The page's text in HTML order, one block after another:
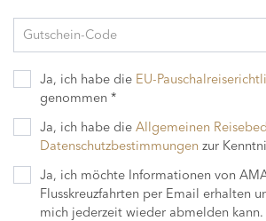
Gutschein-Code
Ja, ich habe die EU-
genommen *
Ja, ich habe die Allgemeinen
Datenschutzbestimmungen zur
Ja, ich möchte Informationen von
Flusskreuzfahrten per Email erhalten
mich jederzeit wieder abmelden kann.